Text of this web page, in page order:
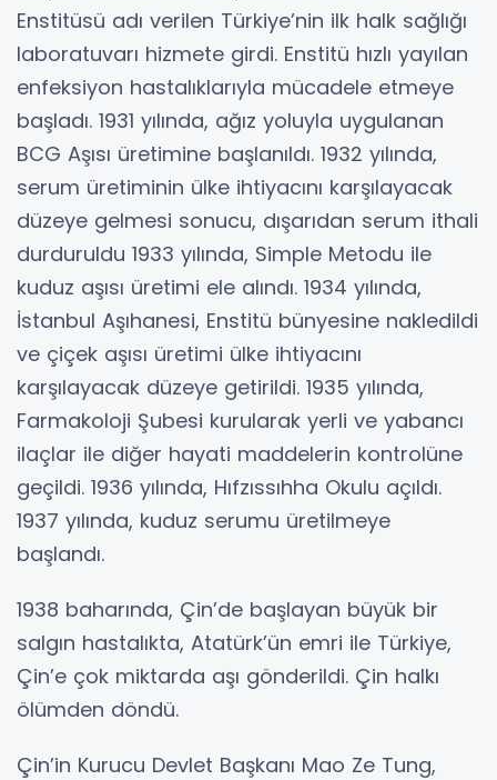
Enstitüsü adı verilen Türkiye’nin ilk halk sağlığı
laboratuvarı hizmete girdi. Enstitü hızlı yayılan
enfeksiyon hastalıklarıyla mücadele etmeye
başladı. 1931 yılında, ağız yoluyla uygulanan
BCG Aşısı üretimine başlanıldı. 1932 yılında,
serum üretiminin ülke ihtiyacını karşılayacak
düzeye gelmesi sonucu, dışarıdan serum ithali
durduruldu 1933 yılında, Simple Metodu ile
kuduz aşısı üretimi ele alındı. 1934 yılında,
İstanbul Aşıhanesi, Enstitü bünyesine nakledildi
ve çiçek aşısı üretimi ülke ihtiyacını
karşılayacak düzeye getirildi. 1935 yılında,
Farmakoloji Şubesi kurularak yerli ve yabancı
ilaçlar ile diğer hayati maddelerin kontrolüne
geçildi. 1936 yılında, Hıfzıssıhha Okulu açıldı.
1937 yılında, kuduz serumu üretilmeye
başlandı.
1938 baharında, Çin’de başlayan büyük bir
salgın hastalıkta, Atatürk’ün emri ile Türkiye,
Çin’e çok miktarda aşı gönderildi. Çin halkı
ölümden döndü.
Çin’in Kurucu Devlet Başkanı Mao Ze Tung,